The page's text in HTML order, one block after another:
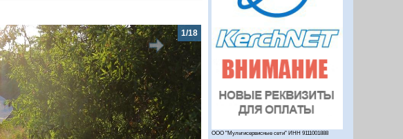
2/18
ООО "Мультисервисные сети" ИНН 9111001888